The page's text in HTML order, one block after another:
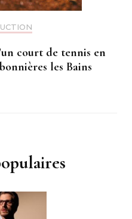
court de tennis en
les Bains